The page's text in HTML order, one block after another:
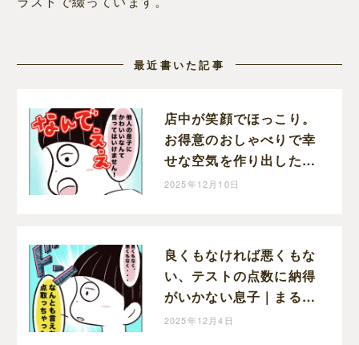
最近書いた記事
店中が笑顔でほっこり。
お得意のおしゃべりで幸
せな空気を作り出した息
子｜まるの育児絵日記
2025年12月10日
良くもなければ悪くもな
い、テストの点数に納得
がいかない息子｜まるの
育児絵日記
2025年12月4日